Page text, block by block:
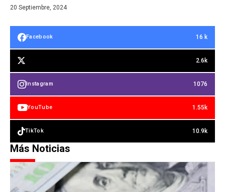
20 Septiembre, 2024
Facebook 16 k
2.6k
Instagram 1076
YouTube 1.55k
TikTok 10.9k
Más Noticias